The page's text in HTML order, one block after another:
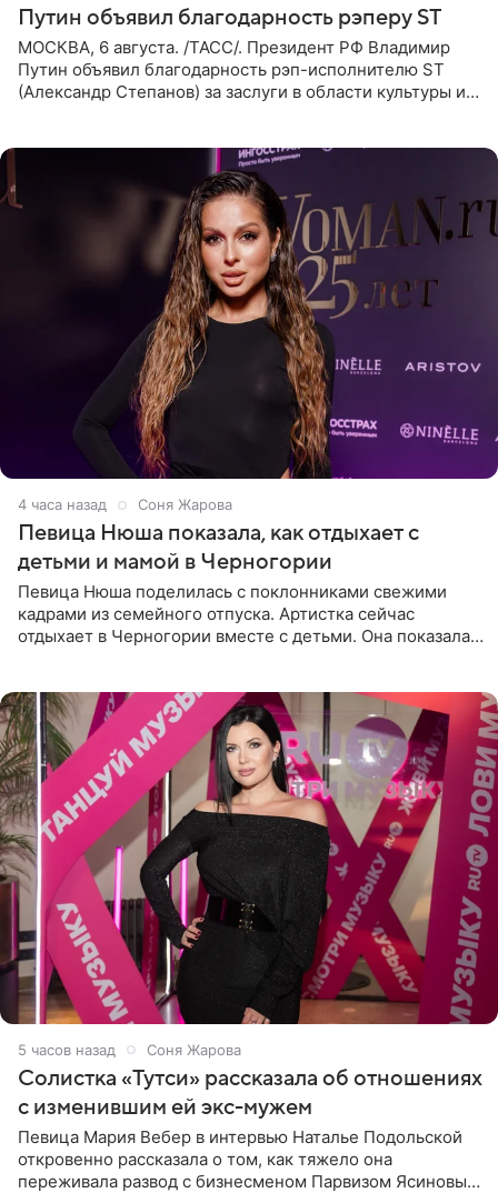
Путин объявил благодарность рэперу ST
МОСКВА, 6 августа. /ТАСС/. Президент РФ Владимир
Путин объявил благодарность рэп-исполнителю ST
(Александр Степанов) за заслуги в области культуры и
4 часа назад Соня Жарова
Певица Нюша показала, как отдыхает с
детьми и мамой в Черногории
Певица Нюша поделилась с поклонниками свежими
кадрами из семейного отпуска. Артистка сейчас
отдыхает в Черногории вместе с детьми. Она показала,
5 часов назад Соня Жарова
Солистка «Тутси» рассказала об отношениях
с изменившим ей экс-мужем
Певица Мария Вебер в интервью Наталье Подольской
откровенно рассказала о том, как тяжело она
переживала развод с бизнесменом Парвизом Ясиновым.